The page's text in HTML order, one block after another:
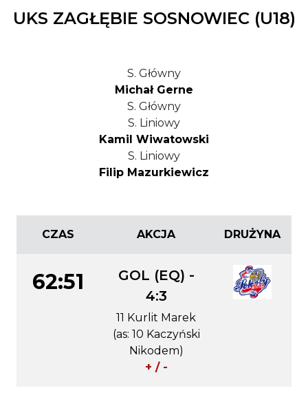
UKS ZAGŁĘBIE SOSNOWIEC (U18)
S. Główny
Michał Gerne
S. Główny
S. Liniowy
Kamil Wiwatowski
S. Liniowy
Filip Mazurkiewicz
CZAS AKCJA DRUŻYNA
62:51
GOL (EQ) -
4:3
11 Kurlit Marek
(as: 10 Kaczyński
Nikodem)
+ / -